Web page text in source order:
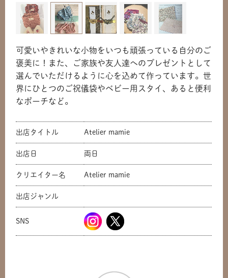
可愛いやきれいな小物をいつも頑張っている自分のご
褒美に！また、ご家族や友人達へのプレゼントとして
選んでいただけるように心を込めて作っています。世
界にひとつのご祝儀袋やベビー用スタイ、あると便利
なポーチなど。
出店タイトル Atelier mamie
出店日 両日
クリエイター名 Atelier mamie
出店ジャンル
SNS
共有方法を選択